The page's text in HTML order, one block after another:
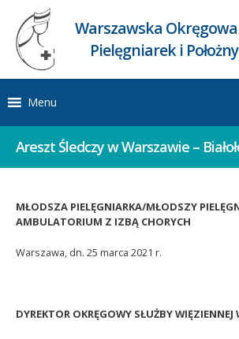
Warszawska
Pielęgniarek i
Menu
Areszt Śledczy w Warszawie –
MŁODSZA PIELĘGNIARKA/MŁODSZY
AMBULATORIUM Z IZBĄ CHORYCH
Warszawa, dn. 25 marca 2021 r.
DYREKTOR OKRĘGOWY SŁUŻBY WIĘZIENNEJ